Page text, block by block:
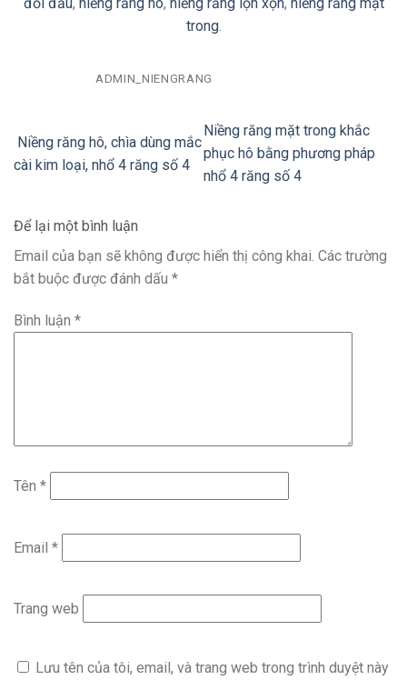
trong.
ADMIN_NIENGRANG
Niềng răng hô, chìa dùng mắc
cài kim loại, nhổ 4 răng số 4
Niềng răng mặt trong khắc
phục hô bằng phương pháp
nhổ 4 răng số 4
Để lại một bình luận
Email của bạn sẽ không được hiển thị công khai. Các trường
bắt buộc được đánh dấu *
Bình luận *
Tên *
Email *
Trang web
Lưu tên của tôi, email, và trang web trong trình duyệt này